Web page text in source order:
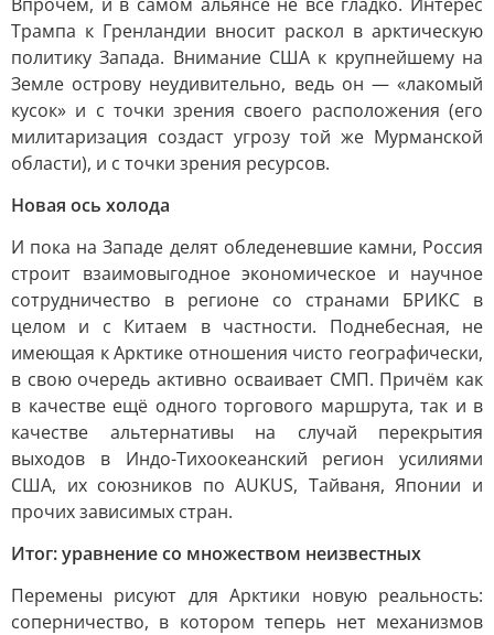
Трампа к Гренландии вносит раскол в арктическую
политику Запада. Внимание США к крупнейшему на
Земле острову неудивительно, ведь он — «лакомый
кусок» и с точки зрения своего расположения (его
милитаризация создаст угрозу той же Мурманской
области), и с точки зрения ресурсов.
Новая ось холода
И пока на Западе делят обледеневшие камни, Россия
строит взаимовыгодное экономическое и научное
сотрудничество в регионе со странами БРИКС в
целом и с Китаем в частности. Поднебесная, не
имеющая к Арктике отношения чисто географически,
в свою очередь активно осваивает СМП. Причём как
в качестве ещё одного торгового маршрута, так и в
качестве альтернативы на случай перекрытия
выходов в Индо-Тихоокеанский регион усилиями
США, их союзников по AUKUS, Тайваня, Японии и
прочих зависимых стран.
Итог: уравнение со множеством неизвестных
Перемены рисуют для Арктики новую реальность:
соперничество, в котором теперь нет механизмов